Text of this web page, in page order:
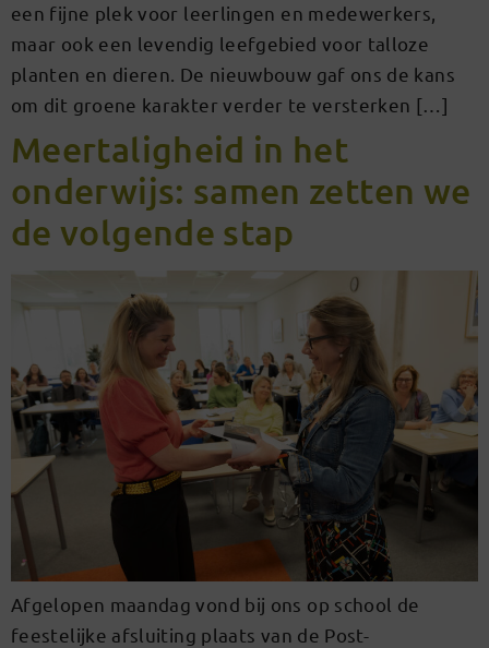
een fijne plek voor leerlingen en medewerkers,
maar ook een levendig leefgebied voor talloze
planten en dieren. De nieuwbouw gaf ons de kans
om dit groene karakter verder te versterken […]
Meertaligheid in het
onderwijs: samen zetten we
de volgende stap
Afgelopen maandag vond bij ons op school de
feestelijke afsluiting plaats van de Post-